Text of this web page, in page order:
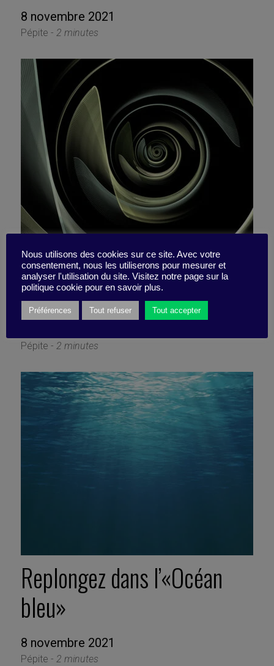
8 novembre 2021
Pépite - 2 minutes
Commencez par pivoter
vous-même !
Pépite - 2 minutes
Replongez dans l’«Océan
bleu»
8 novembre 2021
Pépite - 2 minutes
Nous utilisons des cookies sur ce site. Avec votre
consentement, nous les utiliserons pour mesurer et
analyser l'utilisation du site. Visitez notre page sur la
politique cookie pour en savoir plus.
Préférences Tout refuser Tout accepter